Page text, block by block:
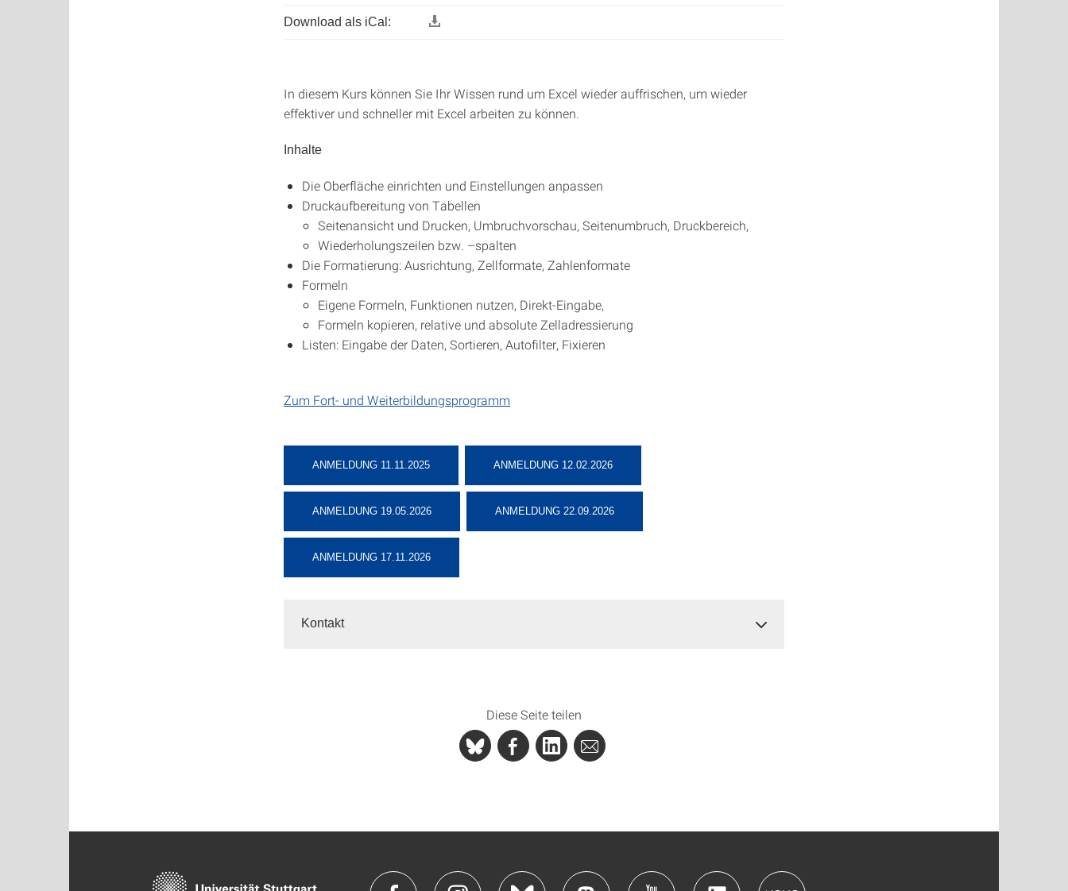
Download als iCal:
In diesem Kurs können Sie Ihr Wissen rund um Excel wieder auffrischen, um wieder
effektiver und schneller mit Excel arbeiten zu können.
Inhalte
Die Oberfläche einrichten und Einstellungen anpassen
Druckaufbereitung von Tabellen
Seitenansicht und Drucken, Umbruchvorschau, Seitenumbruch, Druckbereich,
Wiederholungszeilen bzw. –spalten
Die Formatierung: Ausrichtung, Zellformate, Zahlenformate
Formeln
Eigene Formeln, Funktionen nutzen, Direkt-Eingabe,
Formeln kopieren, relative und absolute Zelladressierung
Listen: Eingabe der Daten, Sortieren, Autofilter, Fixieren
Zum Fort- und Weiterbildungsprogramm
ANMELDUNG 11.11.2025 ANMELDUNG 12.02.2026
ANMELDUNG 19.05.2026 ANMELDUNG 22.09.2026
ANMELDUNG 17.11.2026
Kontakt
Diese Seite teilen